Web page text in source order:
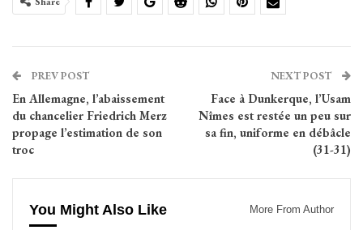
PREV POST
En Allemagne, l’abaissement
du chancelier Friedrich Merz
propage l’estimation de son
troc
NEXT POST
Face à Dunkerque, l’Usam
Nîmes est restée un peu sur
sa fin, uniforme en débâcle
(31-31)
You Might Also Like More From Author